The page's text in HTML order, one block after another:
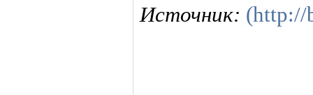
Источник: (http://